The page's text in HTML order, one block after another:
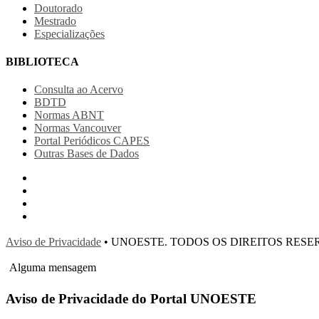
Doutorado
Mestrado
Especializações
BIBLIOTECA
Consulta ao Acervo
BDTD
Normas ABNT
Normas Vancouver
Portal Periódicos CAPES
Outras Bases de Dados
Aviso de Privacidade • UNOESTE. TODOS OS DIREITOS
Alguma mensagem
Aviso de Privacidade do Portal UNOESTE